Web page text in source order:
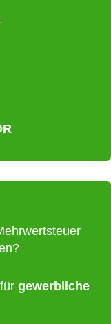
gewerbliche